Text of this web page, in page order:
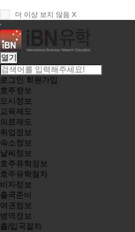
더 이상 보지 않음 X
열기
로그인
회원가입
호주정보
도시정보
교육제도
의료제도
취업정보
숙소정보
날씨정보
호주유학정보
호주유학절차
비자정보
출국준비
여권정보
병역정보
출/입국절차